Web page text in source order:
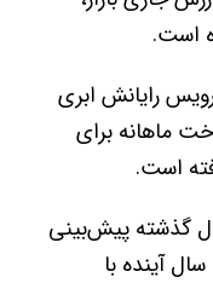
است.
رایانش ابری
ماهانه برای
گذشته پیش‌بینی
آینده با